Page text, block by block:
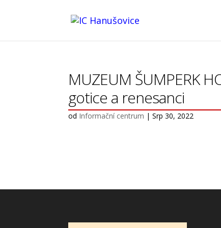
MUZEUM ŠUMPERK
gotice a renesanci
od Informační centrum |Srp 30, 2022